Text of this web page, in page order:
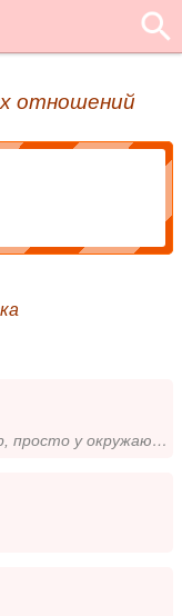
отношений
У меня хороший характер, просто у окружающих слабые нервы!